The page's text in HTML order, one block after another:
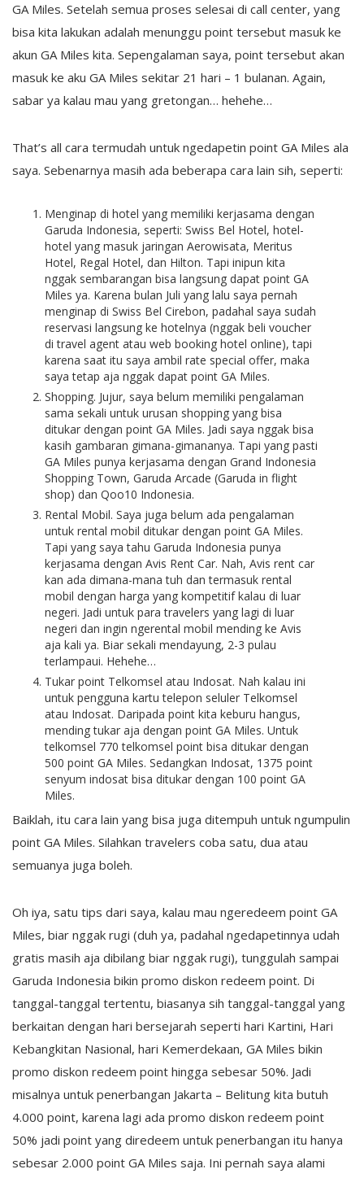
GA Miles. Setelah semua proses selesai di call center, yang
bisa kita lakukan adalah menunggu point tersebut masuk ke
akun GA Miles kita. Sepengalaman saya, point tersebut akan
masuk ke aku GA Miles sekitar 21 hari – 1 bulanan. Again,
sabar ya kalau mau yang gretongan… hehehe…
That’s all cara termudah untuk ngedapetin point GA Miles ala
saya. Sebenarnya masih ada beberapa cara lain sih, seperti:
Menginap di hotel yang memiliki kerjasama dengan
Garuda Indonesia, seperti: Swiss Bel Hotel, hotel-
hotel yang masuk jaringan Aerowisata, Meritus
Hotel, Regal Hotel, dan Hilton. Tapi inipun kita
nggak sembarangan bisa langsung dapat point GA
Miles ya. Karena bulan Juli yang lalu saya pernah
menginap di Swiss Bel Cirebon, padahal saya sudah
reservasi langsung ke hotelnya (nggak beli voucher
di travel agent atau web booking hotel online), tapi
karena saat itu saya ambil rate special offer, maka
saya tetap aja nggak dapat point GA Miles.
Shopping. Jujur, saya belum memiliki pengalaman
sama sekali untuk urusan shopping yang bisa
ditukar dengan point GA Miles. Jadi saya nggak bisa
kasih gambaran gimana-gimananya. Tapi yang pasti
GA Miles punya kerjasama dengan Grand Indonesia
Shopping Town, Garuda Arcade (Garuda in flight
shop) dan Qoo10 Indonesia.
Rental Mobil. Saya juga belum ada pengalaman
untuk rental mobil ditukar dengan point GA Miles.
Tapi yang saya tahu Garuda Indonesia punya
kerjasama dengan Avis Rent Car. Nah, Avis rent car
kan ada dimana-mana tuh dan termasuk rental
mobil dengan harga yang kompetitif kalau di luar
negeri. Jadi untuk para travelers yang lagi di luar
negeri dan ingin ngerental mobil mending ke Avis
aja kali ya. Biar sekali mendayung, 2-3 pulau
terlampaui. Hehehe…
Tukar point Telkomsel atau Indosat. Nah kalau ini
untuk pengguna kartu telepon seluler Telkomsel
atau Indosat. Daripada point kita keburu hangus,
mending tukar aja dengan point GA Miles. Untuk
telkomsel 770 telkomsel point bisa ditukar dengan
500 point GA Miles. Sedangkan Indosat, 1375 point
senyum indosat bisa ditukar dengan 100 point GA
Miles.
Baiklah, itu cara lain yang bisa juga ditempuh untuk ngumpulin
point GA Miles. Silahkan travelers coba satu, dua atau
semuanya juga boleh.
Oh iya, satu tips dari saya, kalau mau ngeredeem point GA
Miles, biar nggak rugi (duh ya, padahal ngedapetinnya udah
gratis masih aja dibilang biar nggak rugi), tunggulah sampai
Garuda Indonesia bikin promo diskon redeem point. Di
tanggal-tanggal tertentu, biasanya sih tanggal-tanggal yang
berkaitan dengan hari bersejarah seperti hari Kartini, Hari
Kebangkitan Nasional, hari Kemerdekaan, GA Miles bikin
promo diskon redeem point hingga sebesar 50%. Jadi
misalnya untuk penerbangan Jakarta – Belitung kita butuh
4.000 point, karena lagi ada promo diskon redeem point
50% jadi point yang diredeem untuk penerbangan itu hanya
sebesar 2.000 point GA Miles saja. Ini pernah saya alami